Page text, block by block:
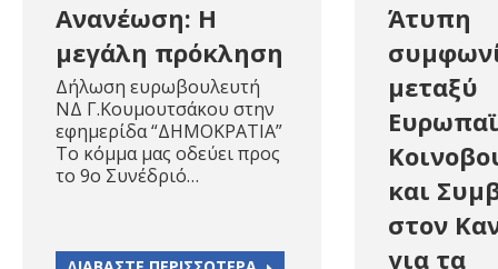
Ανανέωση: Η
μεγάλη πρόκληση
Δήλωση ευρωβουλευτή
ΝΔ Γ.Κουμουτσάκου στην
εφημερίδα “ΔΗΜΟΚΡΑΤΙΑ”
Το κόμμα μας οδεύει προς
το 9ο Συνέδριό…
Άτυπη
μεταξύ
και
στον
για τα